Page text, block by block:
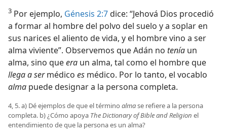
3 Por ejemplo, Génesis 2:7dice: “Jehová Dios procedió
a formar al hombre del polvo del suelo y a soplar en
sus narices el aliento de vida, y el hombre vino a ser
alma viviente”. Observemos que Adán no tenía un
alma, sino queera un alma, tal como el hombre que
llega a sermédico es médico. Por lo tanto, el vocablo
alma puede designar a la persona completa.
4, 5. a) Dé ejemplos de que el término almase refiere a la persona
completa. b) ¿Cómo apoya The Dictionary of Bible and Religion el
entendimiento de que la persona es un alma?